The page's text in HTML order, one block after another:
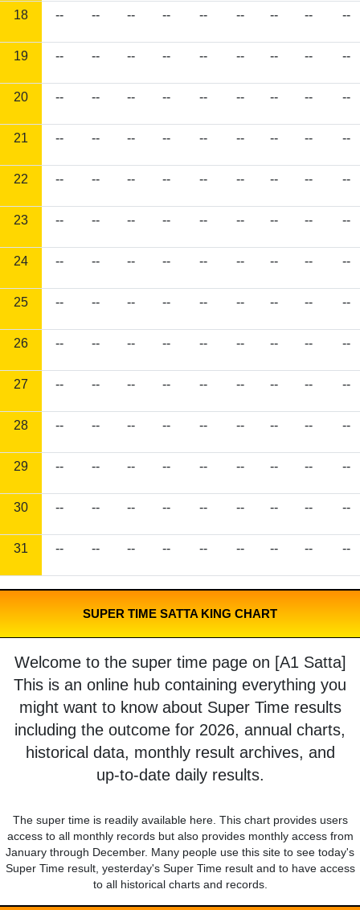
18 -- -- -- -- -- -- -- -- --
19 -- -- -- -- -- -- -- -- --
20 -- -- -- -- -- -- -- -- --
21 -- -- -- -- -- -- -- -- --
22 -- -- -- -- -- -- -- -- --
23 -- -- -- -- -- -- -- -- --
24 -- -- -- -- -- -- -- -- --
25 -- -- -- -- -- -- -- -- --
26 -- -- -- -- -- -- -- -- --
27 -- -- -- -- -- -- -- -- --
28 -- -- -- -- -- -- -- -- --
29 -- -- -- -- -- -- -- -- --
30 -- -- -- -- -- -- -- -- --
31 -- -- -- -- -- -- -- -- --
SUPER TIME SATTA KING CHART
Welcome to the super time page on [A1 Satta]
This is an online hub containing everything you
might want to know about Super Time results
including the outcome for 2026, annual charts,
historical data, monthly result archives, and
up-to-date daily results.
The super time is readily available here. This chart provides users
access to all monthly records but also provides monthly access from
January through December. Many people use this site to see today's
Super Time result, yesterday's Super Time result and to have access
to all historical charts and records.